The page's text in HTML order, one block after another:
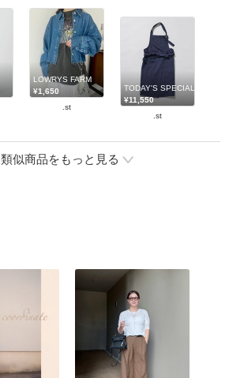
LOWRYS FARM
¥1,650
.st
TODAY'S SPECIAL
¥11,550
.st
類似商品をもっと見る